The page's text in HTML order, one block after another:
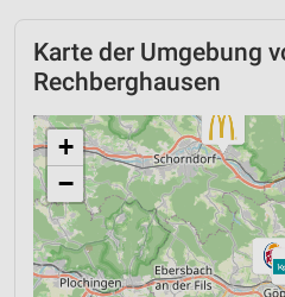
Karte der Umgebung
Rechberghausen
+
−